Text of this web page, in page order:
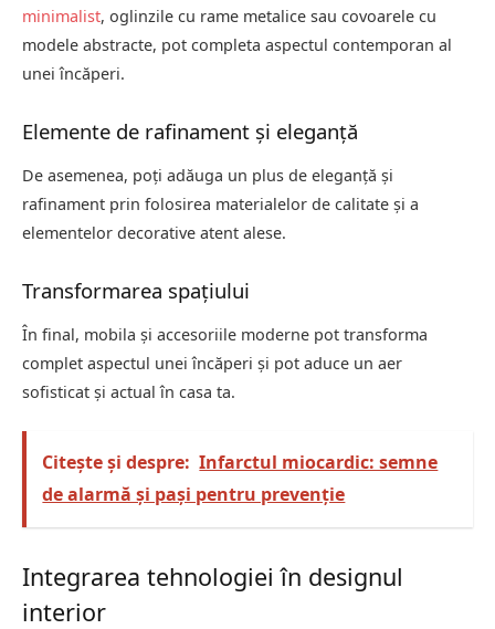
minimalist, oglinzile cu rame metalice sau covoarele cu
modele abstracte, pot completa aspectul contemporan al
unei încăperi.
Elemente de rafinament și eleganță
De asemenea, poți adăuga un plus de eleganță și
rafinament prin folosirea materialelor de calitate și a
elementelor decorative atent alese.
Transformarea spațiului
În final, mobila și accesoriile moderne pot transforma
complet aspectul unei încăperi și pot aduce un aer
sofisticat și actual în casa ta.
Citește și despre: Infarctul miocardic: semne
de alarmă și pași pentru prevenție
Integrarea tehnologiei în designul
interior